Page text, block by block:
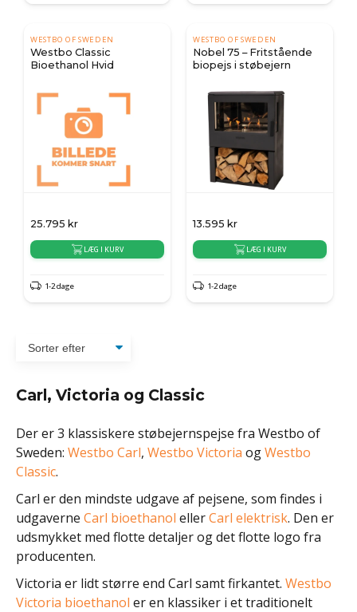
WESTBO OF SWEDEN
Westbo Classic
Bioethanol Hvid
25.795 kr
LÆG I KURV
1-2 dage
WESTBO OF SWEDEN
Nobel 75 – Fritstående
biopejs i støbejern
13.595 kr
LÆG I KURV
1-2 dage
Carl, Victoria og Classic
Der er 3 klassiskere støbejernspejse fra Westbo of
Sweden: Westbo Carl, Westbo Victoria ogWestbo
Classic.
Carl er den mindste udgave af pejsene, som findes i
udgaverne Carl bioethanol ellerCarl elektrisk. Den er
udsmykket med flotte detaljer og det flotte logo fra
producenten.
Victoria er lidt større end Carl samt firkantet. Westbo
Victoria bioethanol er en klassiker i et traditionelt